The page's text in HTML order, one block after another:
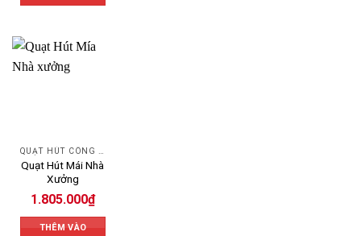
Quạt Hút Mái Nhà
Xưởng
1.805.000₫
THÊM VÀO